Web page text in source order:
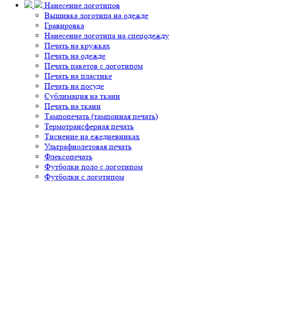
Нанесение логотипов
Вышивка логотипа на одежде
Гравировка
Нанесение логотипа на спецодежду
Печать на кружках
Печать на одежде
Печать пакетов с логотипом
Печать на пластике
Печать на посуде
Сублимация на ткани
Печать на ткани
Тампопечать (тампонная печать)
Термотрансферная печать
Тиснение на ежедневниках
Ультрафиолетовая печать
Флексопечать
Футболки поло с логотипом
Футболки с логотипом